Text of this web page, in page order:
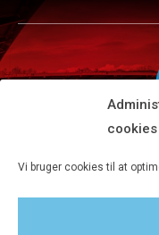
cookies
Vi bruger cookies til at
Tlf 8680 4477 ·